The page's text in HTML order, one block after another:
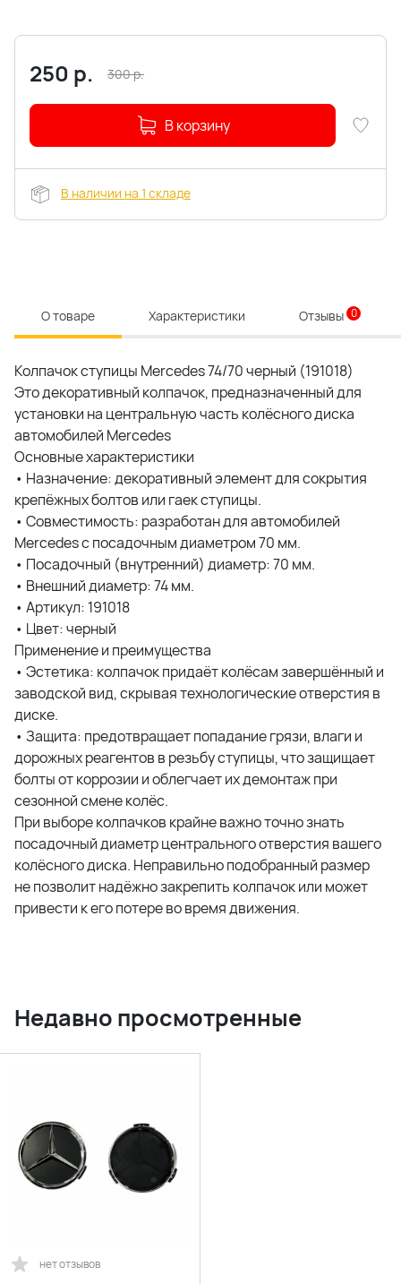
250 р. 300р.
В корзину
В наличии на 1 складе
О товаре Характеристики Отзывы 0
Колпачок ступицы Mercedes 74/70 черный (191018)
Это декоративный колпачок, предназначенный для
установки на центральную часть колёсного диска
автомобилей Mercedes
Основные характеристики
• Назначение: декоративный элемент для сокрытия
крепёжных болтов или гаек ступицы.
• Совместимость: разработан для автомобилей
Mercedes с посадочным диаметром 70 мм.
• Посадочный (внутренний) диаметр: 70 мм.
• Внешний диаметр: 74 мм.
• Артикул: 191018
• Цвет: черный
Применение и преимущества
• Эстетика: колпачок придаёт колёсам завершённый и
заводской вид, скрывая технологические отверстия в
диске.
• Защита: предотвращает попадание грязи, влаги и
дорожных реагентов в резьбу ступицы, что защищает
болты от коррозии и облегчает их демонтаж при
сезонной смене колёс.
При выборе колпачков крайне важно точно знать
посадочный диаметр центрального отверстия вашего
колёсного диска. Неправильно подобранный размер
не позволит надёжно закрепить колпачок или может
привести к его потере во время движения.
Недавно просмотренные
нет отзывов